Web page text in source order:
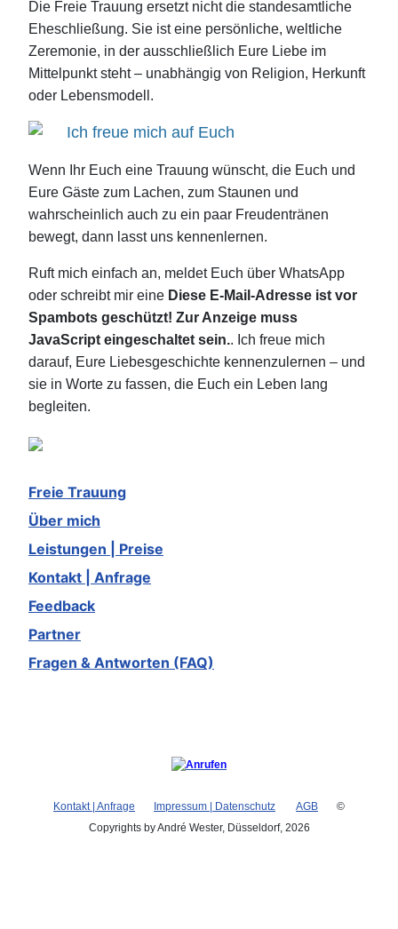
Freie Trauung
Über mich
Leistungen | Preise
Kontakt | Anfrage
Feedback
Partner
Fragen & Antworten (FAQ)
Die Freie Trauung ersetzt nicht die standesamtliche
Eheschließung. Sie ist eine persönliche, weltliche
Zeremonie, in der ausschließlich Eure Liebe im
Mittelpunkt steht – unabhängig von Religion, Herkunft
oder Lebensmodell.
Ich freue mich auf Euch
Wenn Ihr Euch eine Trauung wünscht, die Euch und
Eure Gäste zum Lachen, zum Staunen und
wahrscheinlich auch zu ein paar Freudentränen
bewegt, dann lasst uns kennenlernen.
Ruft mich einfach an, meldet Euch über WhatsApp
oder schreibt mir eine Diese E-Mail-Adresse ist vor
Spambots geschützt! Zur Anzeige muss
JavaScript eingeschaltet sein.. Ich freue mich
darauf, Eure Liebesgeschichte kennenzulernen – und
sie in Worte zu fassen, die Euch ein Leben lang
begleiten.
Kontakt | Anfrage Impressum | Datenschutz AGB
©
Copyrights by André Wester, Düsseldorf, 2026